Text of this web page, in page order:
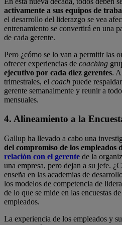
activamente a sus equipos de
el desarrollo del liderazgo se vea
entrenamiento se convertirá en una
de cada gerente.
Pero ¿cómo se lo van a permitir las
ofrecer experiencias de coaching
ejecutivo por cada diez gerentes.
trimestrales, el coach puede
gerente semanalmente y reunir a
mensuales.
4. Alineamiento a la
Gallup ha llevado a cabo una
del compromiso de los empleados
relación con el gerente de la
una empresa, pero dejan a su jefe.
enseña en las academias de
los modelos de competencia de
de lo que se mide en las encuestas
empleados.
La experiencia de los empleados y